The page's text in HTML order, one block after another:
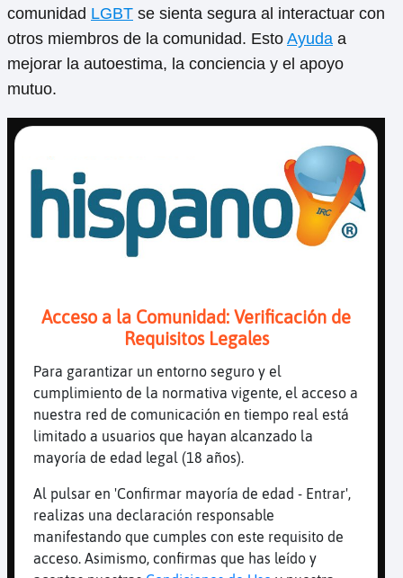
comunidad LGBT se sienta segura al interactuar con
otros miembros de la comunidad. Esto Ayuda a
mejorar la autoestima, la conciencia y el apoyo
mutuo.